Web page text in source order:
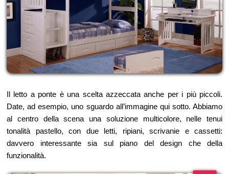
Il letto a ponte è una scelta azzeccata anche per i più piccoli.
Date, ad esempio, uno sguardo all’immagine qui sotto. Abbiamo
al centro della scena una soluzione multicolore, nelle tenui
tonalità pastello, con due letti, ripiani, scrivanie e cassetti:
davvero interessante sia sul piano del design che della
funzionalità.